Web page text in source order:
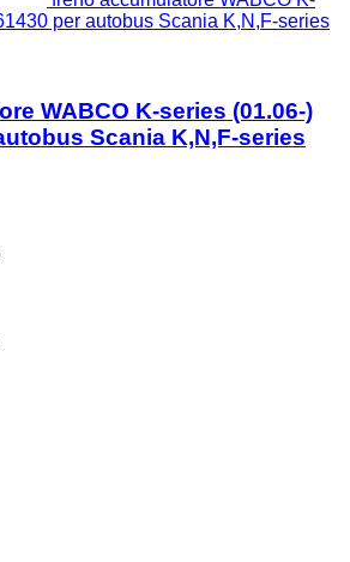
per autobus Scania K,N,F-series
WABCO K-series (01.06-)
Scania K,N,F-series